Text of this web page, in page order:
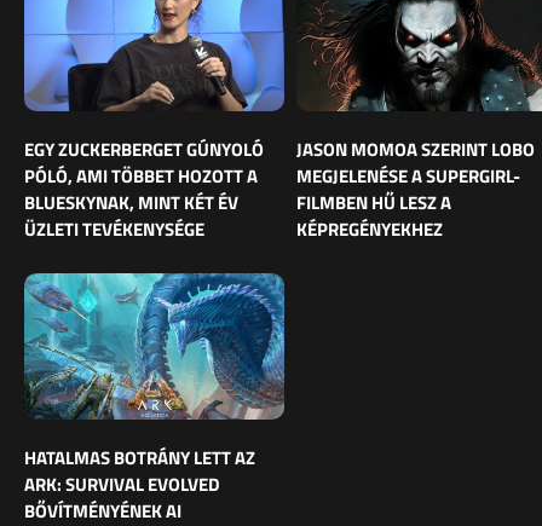
EGY ZUCKERBERGET GÚNYOLÓ
PÓLÓ, AMI TÖBBET HOZOTT A
BLUESKYNAK, MINT KÉT ÉV
ÜZLETI TEVÉKENYSÉGE
JASON MOMOA SZERINT LOBO
MEGJELENÉSE A SUPERGIRL-
FILMBEN HŰ LESZ A
KÉPREGÉNYEKHEZ
HATALMAS BOTRÁNY LETT AZ
ARK: SURVIVAL EVOLVED
BŐVÍTMÉNYÉNEK AI